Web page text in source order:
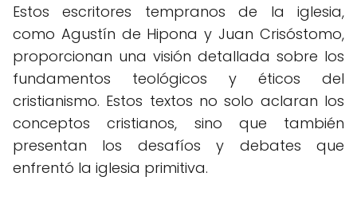
Estos escritores tempranos de la iglesia,
como Agustín de Hipona y Juan Crisóstomo,
proporcionan una visión detallada sobre los
fundamentos teológicos y éticos del
cristianismo. Estos textos no solo aclaran los
conceptos cristianos, sino que también
presentan los desafíos y debates que
enfrentó la iglesia primitiva.